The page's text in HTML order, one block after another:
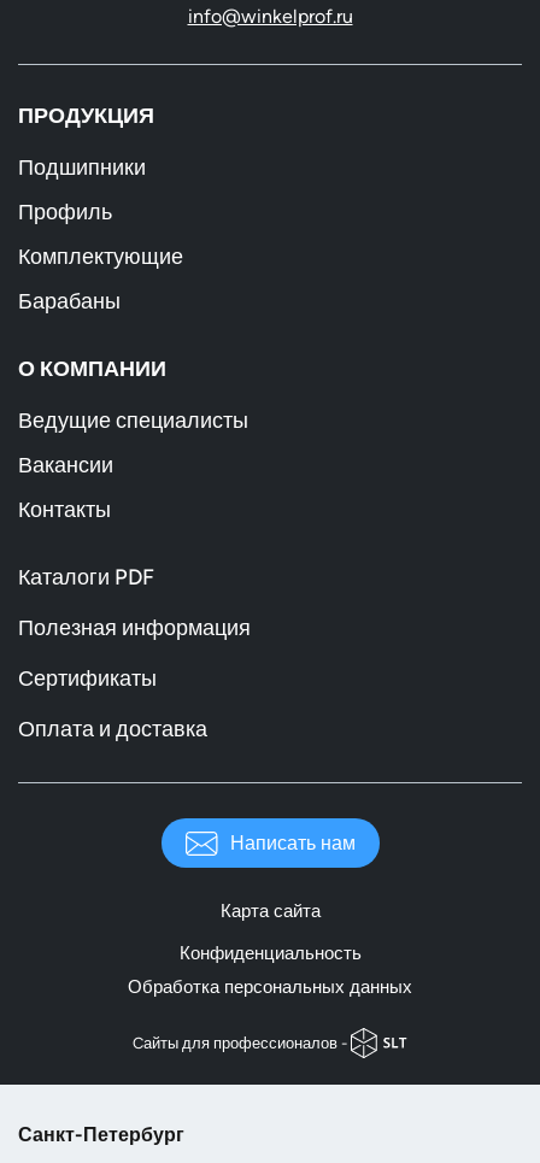
info@winkelprof.ru
ПРОДУКЦИЯ
Подшипники
Профиль
Комплектующие
Барабаны
О КОМПАНИИ
Ведущие специалисты
Вакансии
Контакты
Каталоги PDF
Полезная информация
Сертификаты
Оплата и доставка
Написать нам
Карта сайта
Конфиденциальность
Обработка персональных данных
Cайты для профессионалов -
Санкт-Петербург